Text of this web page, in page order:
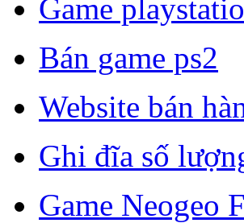
Game
Bán game ps2
Website bán
Ghi đĩa số
Game Neogeo